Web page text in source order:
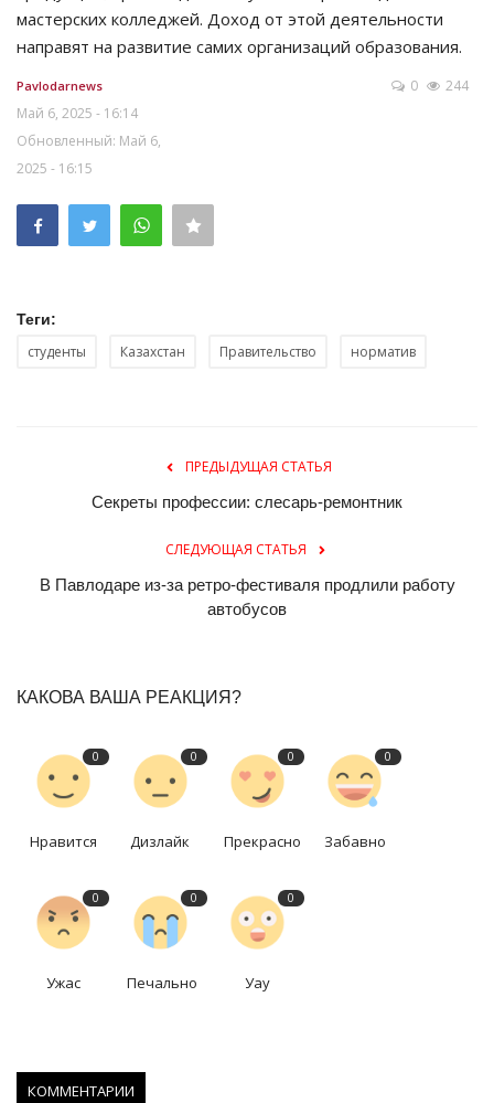
мастерских колледжей. Доход от этой деятельности
направят на развитие самих организаций образования.
Pavlodarnews
Май 6, 2025 - 16:14
Обновленный: Май 6,
2025 - 16:15
0 244
Теги:
студенты Казахстан Правительство норматив
ПРЕДЫДУЩАЯ СТАТЬЯ
Секреты профессии: слесарь-ремонтник
СЛЕДУЮЩАЯ СТАТЬЯ
В Павлодаре из-за ретро-фестиваля продлили работу
автобусов
КАКОВА ВАША РЕАКЦИЯ?
0
Нравится
0
Дизлайк
0
Прекрасно
0
Забавно
0
Ужас
0
Печально
0
Уау
КОММЕНТАРИИ